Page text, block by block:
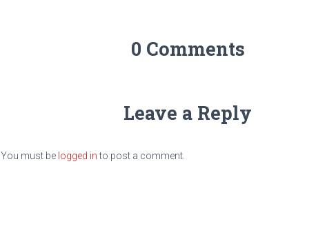
0 Comments
Leave a Reply
You must be logged into post a comment.